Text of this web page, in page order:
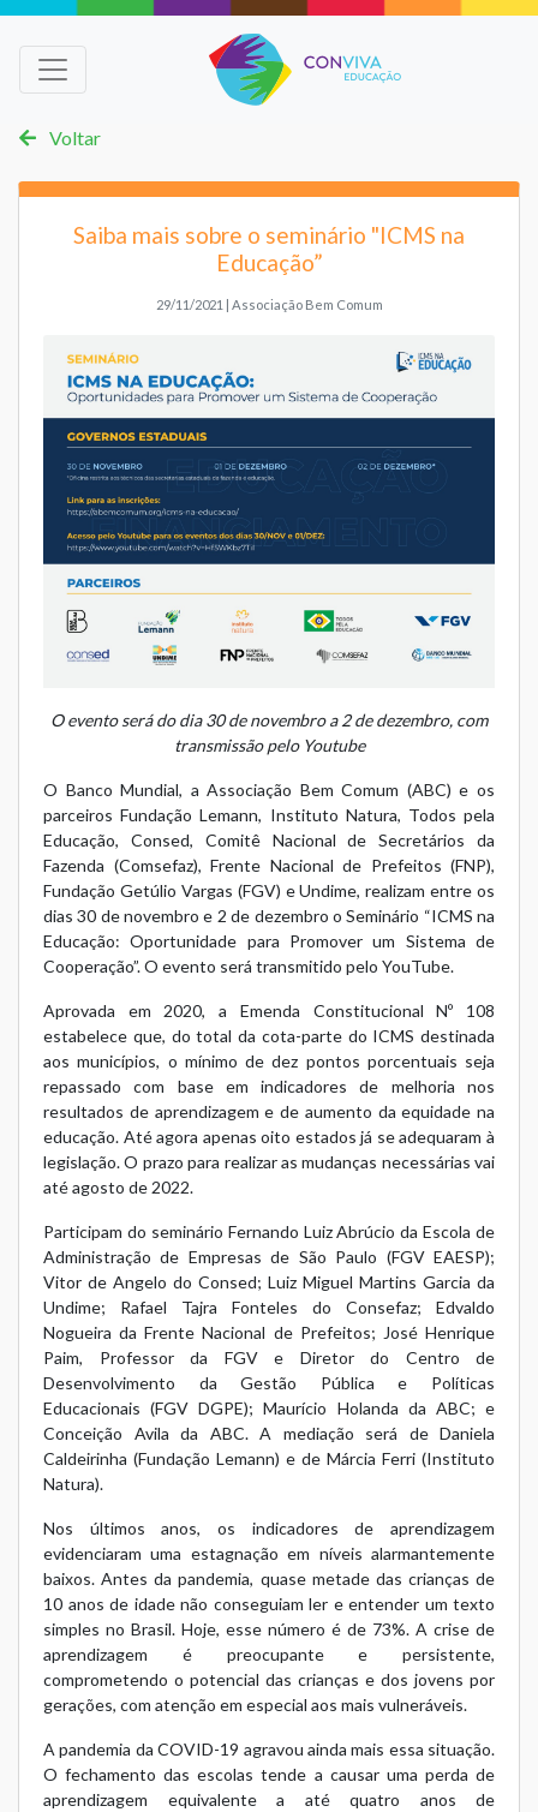
Voltar
Saiba mais sobre o seminário "ICMS na
Educação”
29/11/2021 | Associação Bem Comum
O evento será do dia 30 de novembro a 2 de dezembro, com
transmissão pelo Youtube
O Banco Mundial, a Associação Bem Comum (ABC) e os
parceiros Fundação Lemann, Instituto Natura, Todos pela
Educação, Consed, Comitê Nacional de Secretários da
Fazenda (Comsefaz), Frente Nacional de Prefeitos (FNP),
Fundação Getúlio Vargas (FGV) e Undime, realizam entre os
dias 30 de novembro e 2 de dezembro o Seminário “ICMS na
Educação: Oportunidade para Promover um Sistema de
Cooperação”. O evento será transmitido pelo YouTube.
Aprovada em 2020, a Emenda Constitucional Nº 108
estabelece que, do total da cota-parte do ICMS destinada
aos municípios, o mínimo de dez pontos porcentuais seja
repassado com base em indicadores de melhoria nos
resultados de aprendizagem e de aumento da equidade na
educação. Até agora apenas oito estados já se adequaram à
legislação. O prazo para realizar as mudanças necessárias vai
até agosto de 2022.
Participam do seminário Fernando Luiz Abrúcio da Escola de
Administração de Empresas de São Paulo (FGV EAESP);
Vitor de Angelo do Consed; Luiz Miguel Martins Garcia da
Undime; Rafael Tajra Fonteles do Consefaz; Edvaldo
Nogueira da Frente Nacional de Prefeitos; José Henrique
Paim, Professor da FGV e Diretor do Centro de
Desenvolvimento da Gestão Pública e Políticas
Educacionais (FGV DGPE); Maurício Holanda da ABC; e
Conceição Avila da ABC. A mediação será de Daniela
Caldeirinha (Fundação Lemann) e de Márcia Ferri (Instituto
Natura).
Nos últimos anos, os indicadores de aprendizagem
evidenciaram uma estagnação em níveis alarmantemente
baixos. Antes da pandemia, quase metade das crianças de
10 anos de idade não conseguiam ler e entender um texto
simples no Brasil. Hoje, esse número é de 73%. A crise de
aprendizagem é preocupante e persistente,
comprometendo o potencial das crianças e dos jovens por
gerações, com atenção em especial aos mais vulneráveis.
A pandemia da COVID-19 agravou ainda mais essa situação.
O fechamento das escolas tende a causar uma perda de
aprendizagem equivalente a até quatro anos de